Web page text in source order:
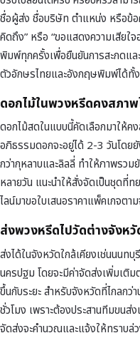
ชื่อผู้ส่ง ชื่อบริษัท ตำแหน่ง หรือข้อ
คิดถึง” หรือ “ขอแสดงความเสียใ
พิมพ์ทุกครั้งเพื่อยืนยันการสะกดแ
ตัวอักษรไทยและอังกฤษพิมพ์ได้ทั้
ดอกไม้ในพวงหรีดคงสภา
ดอกไม้สดในแบบนี้คัดเลือกมาให้
อภิธรรมดอกจะอยู่ได้ 2-3 วันโดย
กว่ากุหลาบและลิลลี่ ทำให้ภาพรว
หลายวัน แนะนำให้สั่งจัดเป็นชุดที่
ไลน์มาขอใบเสนอราคาแพ็คเกจตา
ส่งพวงหรีดไปวัดต่างจังหวั
ส่งได้ในจังหวัดใกล้เคียงเช่นนนท
นครปฐม โดยจะมีค่าจัดส่งเพิ่มเติ
ขึ้นกับระยะ สำหรับจังหวัดที่ไกลก
ชั่วโมง เพราะต้องประสานทีมขนส่
จัดส่งจะคำนวณและแจ้งให้ทราบล่